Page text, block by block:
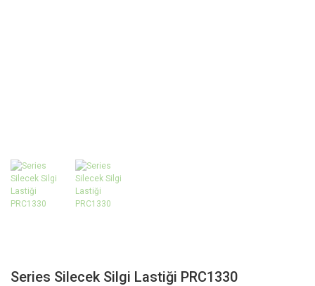
Series Silecek Silgi Lastiği PRC1330